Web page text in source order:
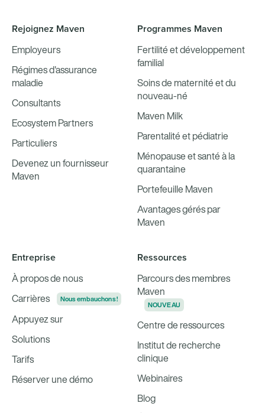
Rejoignez Maven
Employeurs
Régimes d'assurance
maladie
Consultants
Ecosystem Partners
Particuliers
Devenez un fournisseur
Maven
Programmes Maven
Fertilité et développement
familial
Soins de maternité et du
nouveau-né
Maven Milk
Parentalité et pédiatrie
Ménopause et santé à la
quarantaine
Portefeuille Maven
Avantages gérés par
Maven
Entreprise
À propos de nous
Carrières
Nous embauchons !
Appuyez sur
Solutions
Tarifs
Réserver une démo
Ressources
Parcours des membres
Maven
NOUVEAU
Centre de ressources
Institut de recherche
clinique
Webinaires
Blog